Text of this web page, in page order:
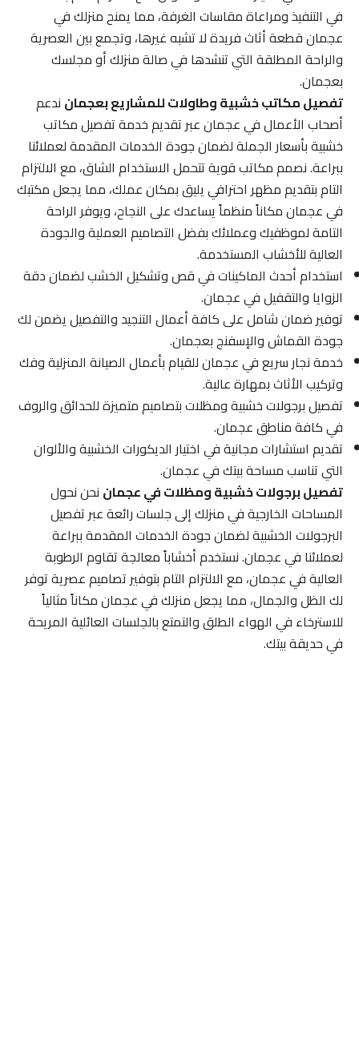
في التنفيذ ومراعاة مقاسات الغرفة، مما يمنح منزلك في
عجمان قطعة أثاث فريدة لا تشبه غيرها، وتجمع بين العصرية
والراحة المطلقة التي تنشدها في صالة منزلك أو مجلسك
بعجمان.
تفصيل مكاتب خشبية وطاولات للمشاريع بعجمانندعم
أصحاب الأعمال في عجمان عبر تقديم خدمة تفصيل مكاتب
خشبية بأسعار الجملة لضمان جودة الخدمات المقدمة لعملائنا
ببراعة. نصمم مكاتب قوية تتحمل الاستخدام الشاق، مع الالتزام
التام بتقديم مظهر احترافي يليق بمكان عملك، مما يجعل مكتبك
في عجمان مكاناً منظماً يساعدك على النجاح، ويوفر الراحة
التامة لموظفيك وعملائك بفضل التصاميم العملية والجودة
العالية للأخشاب المستخدمة.
استخدام أحدث الماكينات في قص وتشكيل الخشب لضمان دقة
الزوايا والتقفيل في عجمان.
توفير ضمان شامل على كافة أعمال التنجيد والتفصيل يضمن لك
جودة القماش والإسفنج بعجمان.
خدمة نجار سريع في عجمان للقيام بأعمال الصيانة المنزلية وفك
وتركيب الأثاث بمهارة عالية.
تفصيل برجولات خشبية ومظلات بتصاميم متميزة للحدائق والروف
في كافة مناطق عجمان.
تقديم استشارات مجانية في اختيار الديكورات الخشبية والألوان
التي تناسب مساحة بيتك في عجمان.
تفصيل برجولات خشبية ومظلات في عجماننحن نحول
المساحات الخارجية في منزلك إلى جلسات رائعة عبر تفصيل
البرجولات الخشبية لضمان جودة الخدمات المقدمة ببراعة
لعملائنا في عجمان. نستخدم أخشاباً معالجة تقاوم الرطوبة
العالية في عجمان، مع الالتزام التام بتوفير تصاميم عصرية توفر
لك الظل والجمال، مما يجعل منزلك في عجمان مكاناً مثالياً
للاسترخاء في الهواء الطلق والتمتع بالجلسات العائلية المريحة
في حديقة بيتك.